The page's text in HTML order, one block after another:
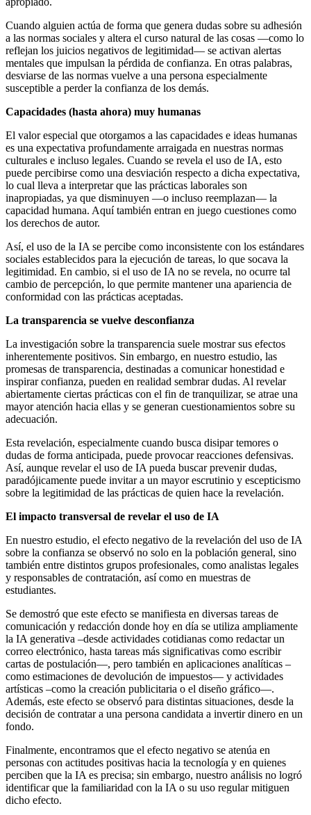
Cuando alguien actúa de forma que genera dudas sobre su adhesión
a las normas sociales y altera el curso natural de las cosas —como lo
reflejan los juicios negativos de legitimidad— se activan alertas
mentales que impulsan la pérdida de confianza. En otras palabras,
desviarse de las normas vuelve a una persona especialmente
susceptible a perder la confianza de los demás.
Capacidades (hasta ahora) muy humanas
El valor especial que otorgamos a las capacidades e ideas humanas
es una expectativa profundamente arraigada en nuestras normas
culturales e incluso legales. Cuando se revela el uso de IA, esto
puede percibirse como una desviación respecto a dicha expectativa,
lo cual lleva a interpretar que las prácticas laborales son
inapropiadas, ya que disminuyen —o incluso reemplazan— la
capacidad humana. Aquí también entran en juego cuestiones como
los derechos de autor.
Así, el uso de la IA se percibe como inconsistente con los estándares
sociales establecidos para la ejecución de tareas, lo que socava la
legitimidad. En cambio, si el uso de IA no se revela, no ocurre tal
cambio de percepción, lo que permite mantener una apariencia de
conformidad con las prácticas aceptadas.
La transparencia se vuelve desconfianza
La investigación sobre la transparencia suele mostrar sus efectos
inherentemente positivos. Sin embargo, en nuestro estudio, las
promesas de transparencia, destinadas a comunicar honestidad e
inspirar confianza, pueden en realidad sembrar dudas. Al revelar
abiertamente ciertas prácticas con el fin de tranquilizar, se atrae una
mayor atención hacia ellas y se generan cuestionamientos sobre su
adecuación.
Esta revelación, especialmente cuando busca disipar temores o
dudas de forma anticipada, puede provocar reacciones defensivas.
Así, aunque revelar el uso de IA pueda buscar prevenir dudas,
paradójicamente puede invitar a un mayor escrutinio y escepticismo
sobre la legitimidad de las prácticas de quien hace la revelación.
El impacto transversal de revelar el uso de IA
En nuestro estudio, el efecto negativo de la revelación del uso de IA
sobre la confianza se observó no solo en la población general, sino
también entre distintos grupos profesionales, como analistas legales
y responsables de contratación, así como en muestras de
estudiantes.
Se demostró que este efecto se manifiesta en diversas tareas de
comunicación y redacción donde hoy en día se utiliza ampliamente
la IA generativa –desde actividades cotidianas como redactar un
correo electrónico, hasta tareas más significativas como escribir
cartas de postulación—, pero también en aplicaciones analíticas –
como estimaciones de devolución de impuestos— y actividades
artísticas –como la creación publicitaria o el diseño gráfico—.
Además, este efecto se observó para distintas situaciones, desde la
decisión de contratar a una persona candidata a invertir dinero en un
fondo.
Finalmente, encontramos que el efecto negativo se atenúa en
personas con actitudes positivas hacia la tecnología y en quienes
perciben que la IA es precisa; sin embargo, nuestro análisis no logró
identificar que la familiaridad con la IA o su uso regular mitiguen
dicho efecto.